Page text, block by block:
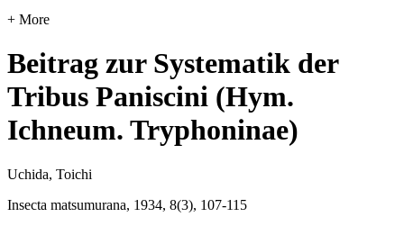
+ More
Beitrag zur Systematik der
Tribus Paniscini (Hym.
Ichneum. Tryphoninae)
Uchida, Toichi
Insecta matsumurana, 1934, 8(3), 107-115